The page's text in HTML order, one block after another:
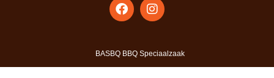
BASBQ BBQ Speciaalzaak